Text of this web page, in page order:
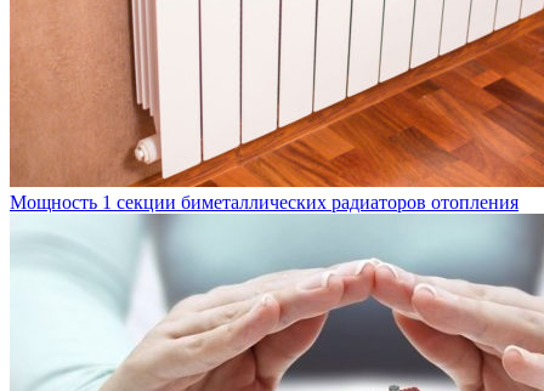
Мощность 1 секции биметаллических радиаторов отопления